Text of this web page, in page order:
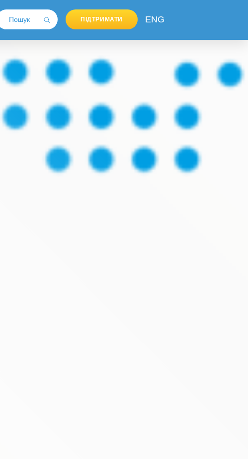
ПІДТРИМАТИ ENG